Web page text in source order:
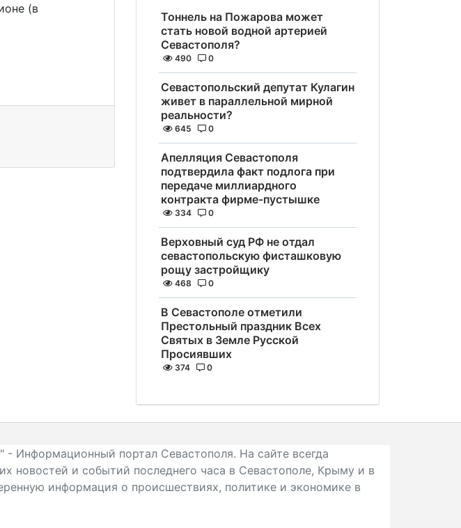
(в
Тоннель на Пожарова может
стать новой водной артерией
Севастополя?
490 0
Севастопольский депутат Кулагин
живет в параллельной мирной
реальности?
645 0
Апелляция Севастополя
подтвердила факт подлога при
передаче миллиардного
контракта фирме-пустышке
334 0
Верховный суд РФ не отдал
севастопольскую фисташковую
рощу застройщику
468 0
В Севастополе отметили
Престольный праздник Всех
Святых в Земле Русской
Просиявших
374 0
- Информационный портал Севастополя. На сайте всегда
новостей и событий последнего часа в Севастополе, Крыму и в
информация о происшествиях, политике и экономике в